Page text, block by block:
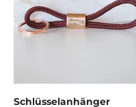
Schlüsselanhänger